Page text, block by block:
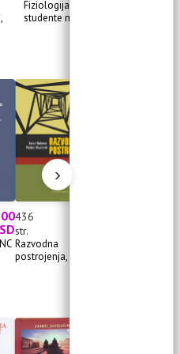
Fiziologija za
studente medicine :
›
436
str.
Razvodna
postrojenja,